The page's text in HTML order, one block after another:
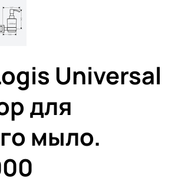
Universal
для
мыло.